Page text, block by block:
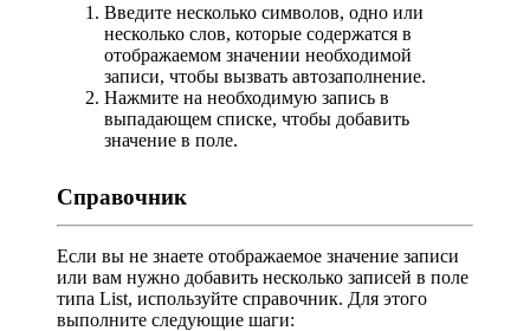
Введите несколько символов, одно или
несколько слов, которые содержатся в
отображаемом значении необходимой
записи, чтобы вызвать автозаполнение.
Нажмите на необходимую запись в
выпадающем списке, чтобы добавить
значение в поле.
Справочник
Если вы не знаете отображаемое значение записи
или вам нужно добавить несколько записей в поле
типа List, используйте справочник. Для этого
выполните следующие шаги: